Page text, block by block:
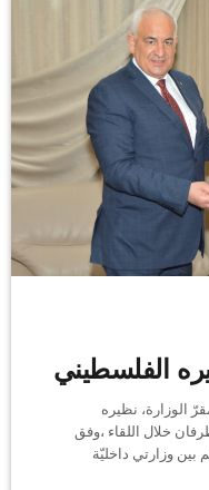
الفلسطيني
الوزارة، نظيره
خلال اللقاء ،وفق
بين وزارتي داخليّة
علاقات الأخوّة القائمة